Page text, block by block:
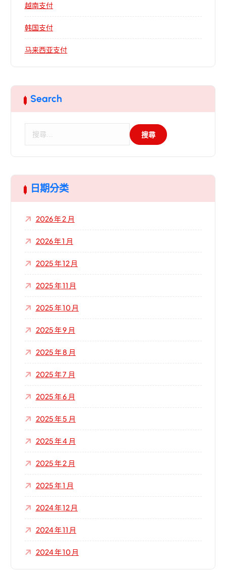
越南支付
韩国支付
马来西亚支付
Search
字
:
日期分类
2026 年 2 月
2026 年 1 月
2025 年 12 月
2025 年 11 月
2025 年 10 月
2025 年 9 月
2025 年 8 月
2025 年 7 月
2025 年 6 月
2025 年 5 月
2025 年 4 月
2025 年 2 月
2025 年 1 月
2024 年 12 月
2024 年 11 月
2024 年 10 月